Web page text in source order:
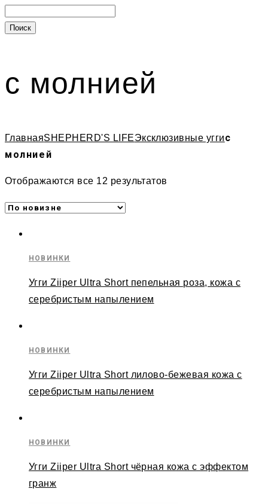
с молнией
ГлавнаяSHEPHERD'S LIFEЭксклюзивные уггис
молнией
Отображаются все 12 результатов
НОВИНКИ
Угги Ziiper Ultra Short пепельная роза, кожа с
серебристым напылением
НОВИНКИ
Угги Ziiper Ultra Short лилово-бежевая кожа с
серебристым напылением
НОВИНКИ
Угги Ziiper Ultra Short чёрная кожа с эффектом
гранж